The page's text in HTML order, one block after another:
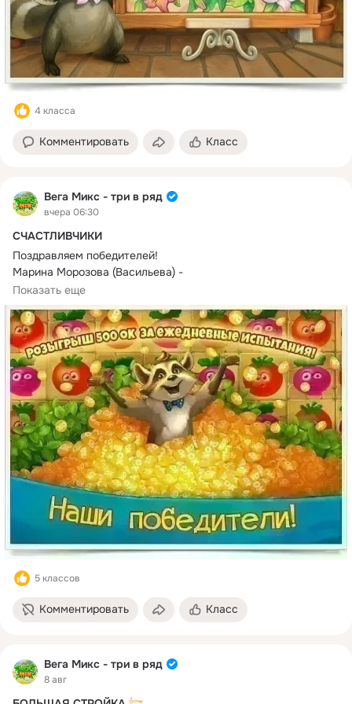
4 класса
Комментировать Класс
Вега Микс - три в ряд
вчера 06:30
СЧАСТЛИВЧИКИ
Поздравляем победителей!
https://ok.ru/profile/510464647491
Любовь Бородина - https://ok.ru/profile/519164319808
Оксана Ионова(Дьякова) - https://ok.ru/profile/518459081662
Ирина Мишина - https://ok.ru/profile/338057525748
Людмила Сморчкова - https://ok.ru/profile/571872301712
Надежда Кретова - https://ok.ru/profile/578255151932
людмила охотникова сафронова -
https://ok.ru/profile/558199245923
света мирошникова - https://ok.ru/profile/583332088853
Галина Бадакина - https://ok.ru/profile/345091854675
Иннокентий Серп - https://ok.ru/profile/910421355501
Получите свои 50 ОК!
Показать еще
5 классов
Комментировать Класс
Вега Микс - три в ряд
8 авг